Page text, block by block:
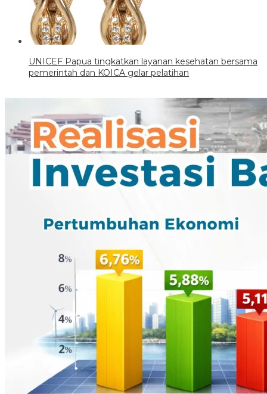
UNICEF Papua tingkatkan layanan kesehatan bersama
pemerintah dan KOICA gelar pelatihan